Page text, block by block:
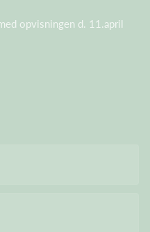
opvisningen d. 11.april